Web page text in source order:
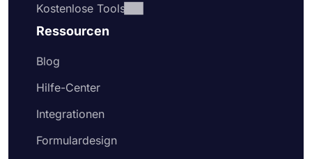
Kostenlose Tools
Ressourcen
Blog
Hilfe-Center
Integrationen
Formulardesign